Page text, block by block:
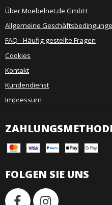
Über Moebelnet.de GmbH
Allgemeine
FAQ - Häufig gestellte Fragen
Cookies
Kontakt
Kundendienst
Impressum
FOLGEN SIE UNS